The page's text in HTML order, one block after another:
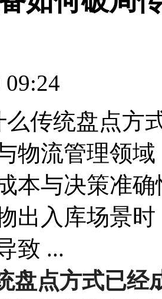
09:24
么传统盘点方
物流管理领
本与决策准
出入库场景
致 ...
盘点方式已经